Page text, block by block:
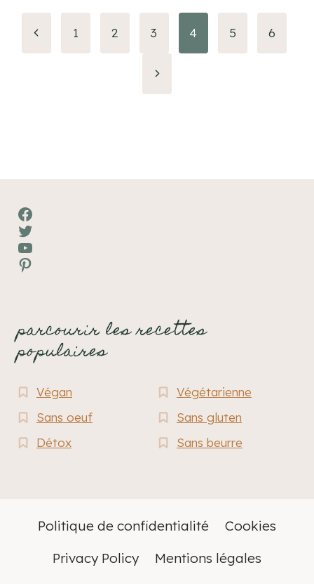
Navigation
Page
1 2 3 4 5 6
Page
Facebook
Twitter
YouTube
Pinterest
parcourir les recettes
populaires
Végan
Végétarienne
Sans oeuf
Sans gluten
Détox
Sans beurre
Politique de confidentialité
Cookies
Privacy Policy
Mentions légales